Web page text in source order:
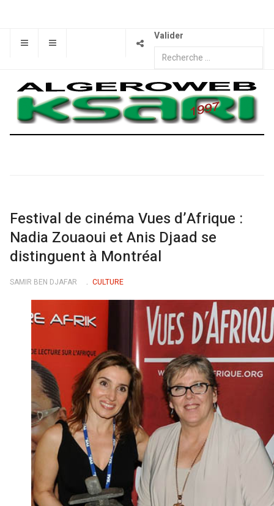
Valider
Festival de cinéma Vues d’Afrique :
Nadia Zouaoui et Anis Djaad se
distinguent à Montréal
SAMIR BEN DJAFAR CULTURE